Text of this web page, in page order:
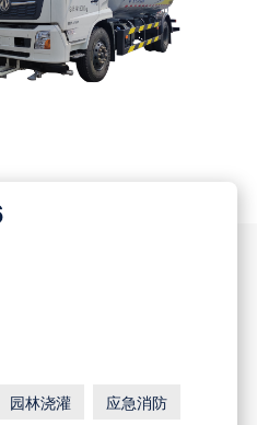
园林浇灌 应急消防